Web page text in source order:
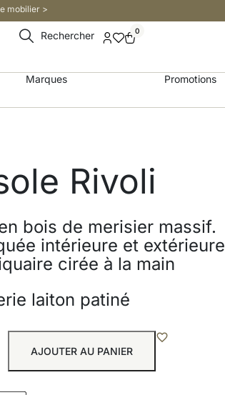
mobilier >​
Rechercher 0
Marques Promotions
Rivoli
bois de merisier massif.
intérieure et extérieure
cirée à la main
laiton patiné
AJOUTER AU PANIER